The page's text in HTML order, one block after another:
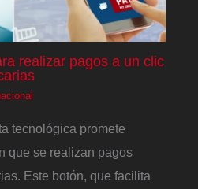
realizar pagos a un clic
tecnológica promete
que se realizan pagos
Este botón, que facilita